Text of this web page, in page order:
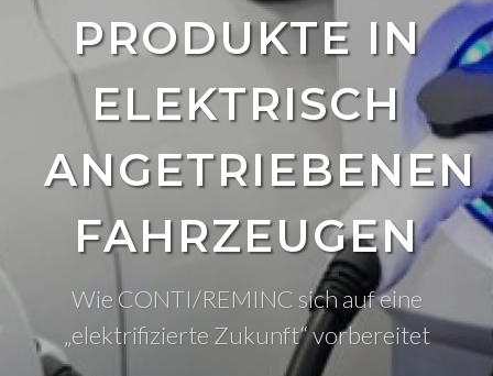
PRODUKTE IN
ELEKTRISCH
ANGETRIEBENEN
FAHRZEUGEN
Wie CONTI/REMINC sich auf eine
„elektrifizierte Zukunft“ vorbereitet